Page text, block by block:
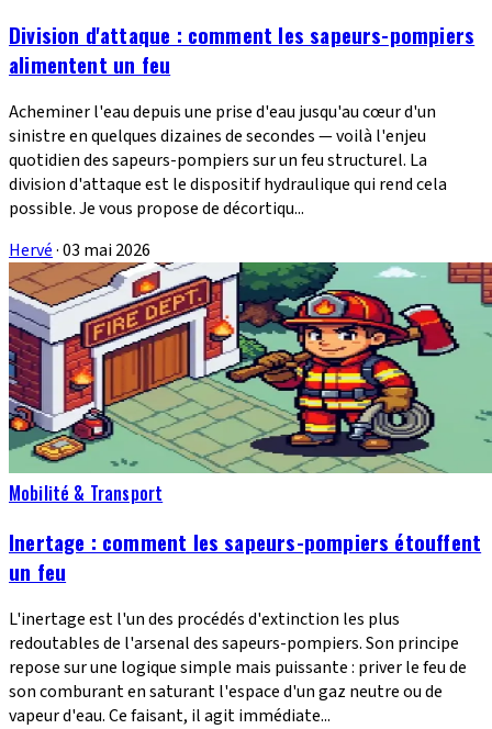
Division d'attaque : comment les sapeurs-pompiers
alimentent un feu
Acheminer l'eau depuis une prise d'eau jusqu'au cœur d'un
sinistre en quelques dizaines de secondes — voilà l'enjeu
quotidien des sapeurs-pompiers sur un feu structurel. La
division d'attaque est le dispositif hydraulique qui rend cela
possible. Je vous propose de décortiqu...
Hervé·03 mai 2026
Mobilité & Transport
Inertage : comment les sapeurs-pompiers étouffent
un feu
L'inertage est l'un des procédés d'extinction les plus
redoutables de l'arsenal des sapeurs-pompiers. Son principe
repose sur une logique simple mais puissante : priver le feu de
son comburant en saturant l'espace d'un gaz neutre ou de
vapeur d'eau. Ce faisant, il agit immédiate...